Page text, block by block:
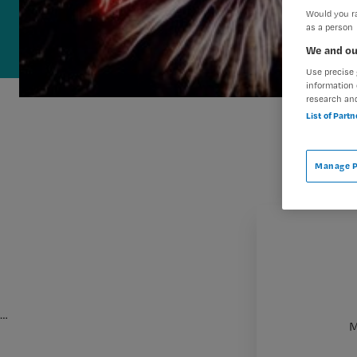
…
Would you
as a person
We and
Use
information
research
List of
Manage